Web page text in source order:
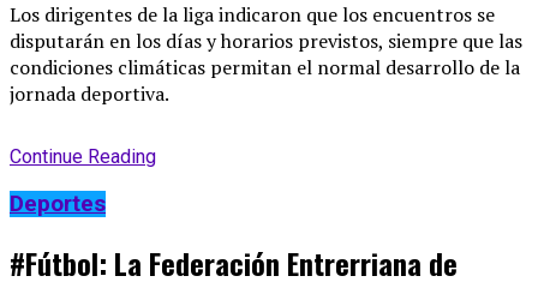
Los dirigentes de la liga indicaron que los encuentros se
disputarán en los días y horarios previstos, siempre que las
condiciones climáticas permitan el normal desarrollo de la
jornada deportiva.
Continue Reading
Deportes
#Fútbol: La Federación Entrerriana de